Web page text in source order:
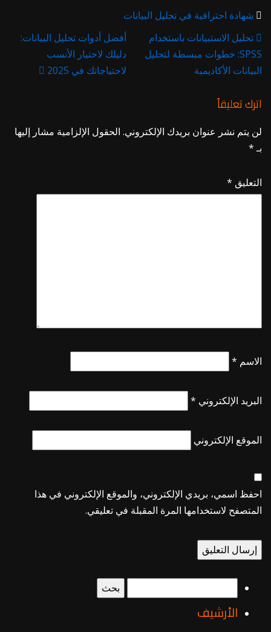
شهادة احترافية في تحليل البيانات
تحليل الاستبيانات باستخدام
SPSS: خطوات مبسطة لتحليل
البيانات الأكاديمية
أفضل أدوات تحليل البيانات:
دليلك لاختيار الأنسب
لاحتياجاتك في 2025
اترك تعليقاً
لن يتم نشر عنوان بريدك الإلكتروني. الحقول الإلزامية مشار إليها
بـ*
التعليق *
الاسم *
البريد الإلكتروني *
الموقع الإلكتروني
احفظ اسمي، بريدي الإلكتروني، والموقع الإلكتروني في هذا
المتصفح لاستخدامها المرة المقبلة في تعليقي.
عن:
الأرشيف